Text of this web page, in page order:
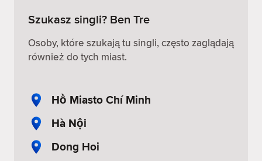
Szukasz singli? Ben Tre
Osoby, które szukają tu singli, często zaglądają
również do tych miast.
Hồ Miasto Chí Minh
Hà Nội
Dong Hoi